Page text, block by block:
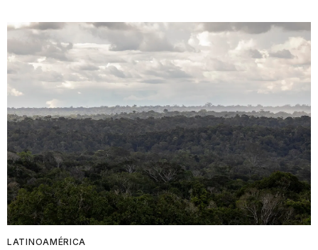
LATINOAMÉRICA